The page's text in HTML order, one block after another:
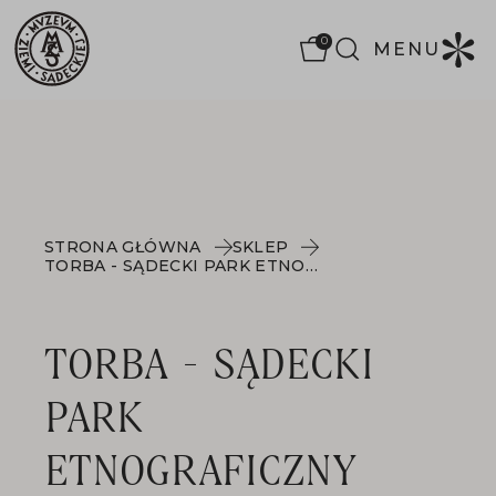
0 MENU
STRONA GŁÓWNA
SKLEP
TORBA - SĄDECKI PARK ETNOGRAFICZNY
TORBA - SĄDECKI
PARK
ETNOGRAFICZNY